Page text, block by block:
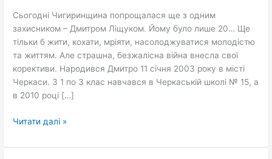
Сьогодні Чигиринщина попрощалася ще з одним
захисником – Дмитром Ліщуком. Йому було лише 20… Ще
тільки б жити, кохати, мріяти, насолоджуватися молодістю
та життям. Але страшна, безжалісна війна внесла свої
корективи. Народився Дмитро 11 січня 2003 року в місті
Черкаси. З 1 по 3 клас навчався в Черкаській школі № 15, а
в 2010 році […]
Читати далі »